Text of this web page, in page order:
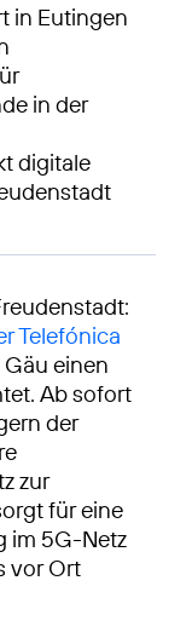
in Eutingen
in der
digitale
Telefónica
einen
Ab sofort
der
zur
für eine
im 5G-Netz
vor Ort